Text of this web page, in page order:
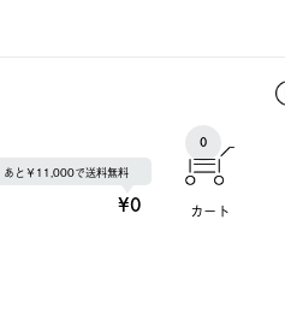
あと￥11,000で送料無料
¥0 カート
0